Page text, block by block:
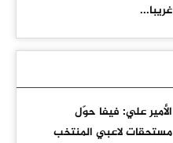
غريبا...
الأمير علي: فيفا حوّل
مستحقات لاعبي المنتخب